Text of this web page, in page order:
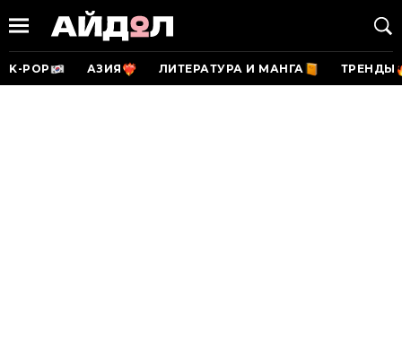
K-POP АЗИЯ ЛИТЕРАТУРА И МАНГА ТРЕНДЫ